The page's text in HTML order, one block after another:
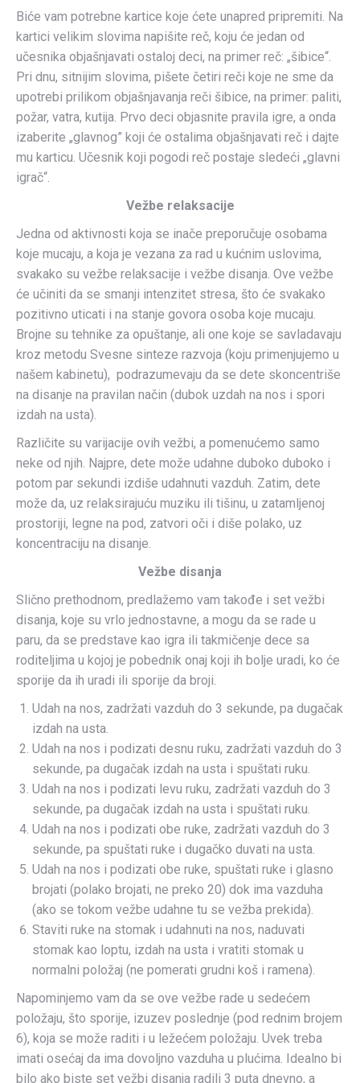
Biće vam potrebne kartice koje ćete unapred pripremiti. Na
kartici velikim slovima napišite reč, koju će jedan od
učesnika objašnjavati ostaloj deci, na primer reč: „šibice“.
Pri dnu, sitnijim slovima, pišete četiri reči koje ne sme da
upotrebi prilikom objašnjavanja reči šibice, na primer: paliti,
požar, vatra, kutija. Prvo deci objasnite pravila igre, a onda
izaberite „glavnog” koji će ostalima objašnjavati reč i dajte
mu karticu. Učesnik koji pogodi reč postaje sledeći „glavni
igrač“.
Vežbe relaksacije
Jedna od aktivnosti koja se inače preporučuje osobama
koje mucaju, a koja je vezana za rad u kućnim uslovima,
svakako su vežbe relaksacije i vežbe disanja. Ove vežbe
će učiniti da se smanji intenzitet stresa, što će svakako
pozitivno uticati i na stanje govora osoba koje mucaju.
Brojne su tehnike za opuštanje, ali one koje se savladavaju
kroz metodu Svesne sinteze razvoja (koju primenjujemo u
našem kabinetu), podrazumevaju da se dete skoncentriše
na disanje na pravilan način (dubok uzdah na nos i spori
izdah na usta).
Različite su varijacije ovih vežbi, a pomenućemo samo
neke od njih. Najpre, dete može udahne duboko duboko i
potom par sekundi izdiše udahnuti vazduh. Zatim, dete
može da, uz relaksirajuću muziku ili tišinu, u zatamljenoj
prostoriji, legne na pod, zatvori oči i diše polako, uz
koncentraciju na disanje.
Vežbe disanja
Slično prethodnom, predlažemo vam takođe i set vežbi
disanja, koje su vrlo jednostavne, a mogu da se rade u
paru, da se predstave kao igra ili takmičenje dece sa
roditeljima u kojoj je pobednik onaj koji ih bolje uradi, ko će
sporije da ih uradi ili sporije da broji.
Udah na nos, zadržati vazduh do 3 sekunde, pa dugačak
izdah na usta.
Udah na nos i podizati desnu ruku, zadržati vazduh do 3
sekunde, pa dugačak izdah na usta i spuštati ruku.
Udah na nos i podizati levu ruku, zadržati vazduh do 3
sekunde, pa dugačak izdah na usta i spuštati ruku.
Udah na nos i podizati obe ruke, zadržati vazduh do 3
sekunde, pa spuštati ruke i dugačko duvati na usta.
Udah na nos i podizati obe ruke, spuštati ruke i glasno
brojati (polako brojati, ne preko 20) dok ima vazduha
(ako se tokom vežbe udahne tu se vežba prekida).
Staviti ruke na stomak i udahnuti na nos, naduvati
stomak kao loptu, izdah na usta i vratiti stomak u
normalni položaj (ne pomerati grudni koš i ramena).
Napominjemo vam da se ove vežbe rade u sedećem
položaju, što sporije, izuzev poslednje (pod rednim brojem
6), koja se može raditi i u ležećem položaju. Uvek treba
imati osećaj da ima dovoljno vazduha u plućima. Idealno bi
bilo ako biste set vežbi disanja radili 3 puta dnevno, a